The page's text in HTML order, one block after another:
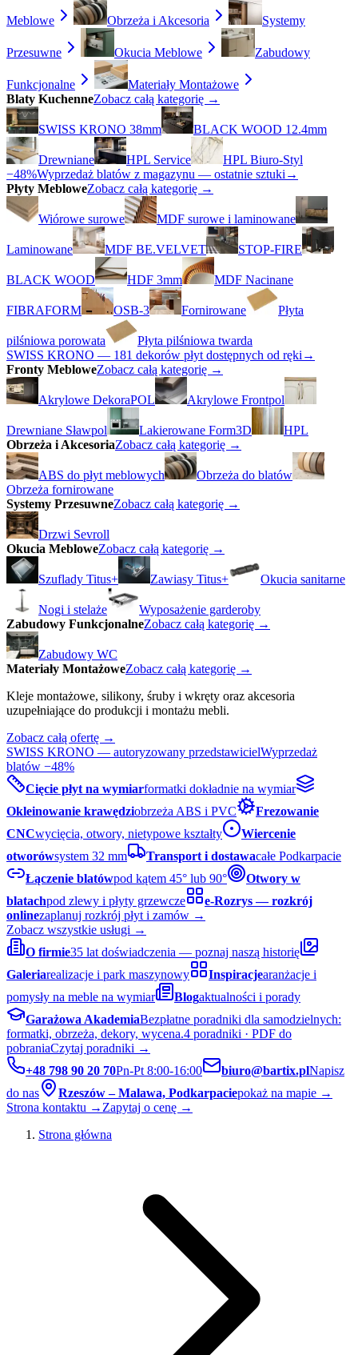
Meblowe Obrzeża i Akcesoria Systemy
Przesuwne Okucia Meblowe Zabudowy
Funkcjonalne
Materiały Montażowe
Blaty KuchenneZobacz całą kategorię →
SWISS KRONO 38mm BLACK WOOD 12.4mm
Drewniane HPL Service
HPL Biuro-Styl
−48%Wyprzedaż blatów z magazynu — ostatnie sztuki →
Płyty MebloweZobacz całą kategorię →
Wiórowe surowe MDF surowe i laminowane
Laminowane MDF BE.VELVET STOP-FIRE
BLACK WOOD HDF 3mm MDF Nacinane
FIBRAFORM OSB-3 Fornirowane Płyta
pilśniowa porowata
Płyta pilśniowa twarda
SWISS KRONO — 181 dekorów płyt dostępnych od ręki →
Fronty MebloweZobacz całą kategorię →
Akrylowe DekoraPOL Akrylowe Frontpol
Drewniane Sławpol Lakierowane Form3D
HPL
Obrzeża i AkcesoriaZobacz całą kategorię →
ABS do płyt meblowych
Obrzeża do blatów
Obrzeża fornirowane
Systemy PrzesuwneZobacz całą kategorię →
Drzwi Sevroll
Okucia MebloweZobacz całą kategorię →
Szuflady Titus+ Zawiasy Titus+ Okucia sanitarne
Nogi i stelaże
Wyposażenie garderoby
Zabudowy FunkcjonalneZobacz całą kategorię →
Zabudowy WC
Materiały MontażoweZobacz całą kategorię →
Kleje montażowe, silikony, śruby i wkręty oraz akcesoria
uzupełniające do produkcji i montażu mebli.
Zobacz całą ofertę →
SWISS KRONO — autoryzowany przedstawicielWyprzedaż
blatów −48%
Cięcie płyt na wymiarformatki dokładnie na wymiar
Okleinowanie krawędziobrzeża ABS i PVC
Frezowanie
CNCwycięcia, otwory, nietypowe kształty
Wiercenie
otworówsystem 32 mm Transport i dostawacałe Podkarpacie
Łączenie blatówpod kątem 45° lub 90°
Otwory w
blatachpod zlewy i płyty grzewcze
e-Rozrys — rozkrój
onlinezaplanuj rozkrój płyt i zamów →
Zobacz wszystkie usługi →
O firmie35 lat doświadczenia — poznaj naszą historię
Galeriarealizacje i park maszynowy Inspiracjearanżacje i
pomysły na meble na wymiar
Blogaktualności i porady
Garażowa AkademiaBezpłatne poradniki dla samodzielnych:
formatki, obrzeża, dekory, wycena.4 poradniki · PDF do
pobraniaCzytaj poradniki →
+48 798 90 20 70Pn-Pt 8:00-16:00 biuro@bartix.plNapisz
do nas
Rzeszów – Malawa, Podkarpaciepokaż na mapie →
Strona kontaktu → Zapytaj o cenę →
Strona główna